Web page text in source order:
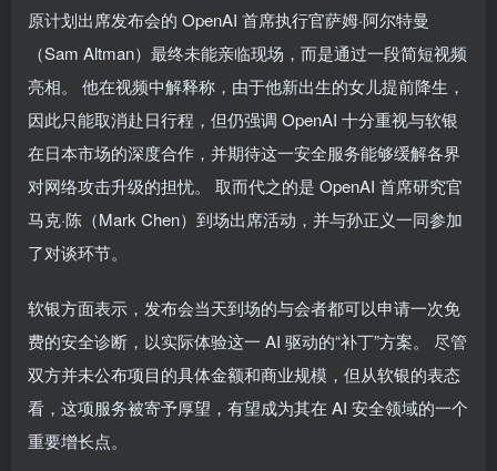
原计划出席发布会的 OpenAI 首席执行官萨姆·阿尔特曼
（Sam Altman）最终未能亲临现场，而是通过一段简短视频
亮相。 他在视频中解释称，由于他新出生的女儿提前降生，
因此只能取消赴日行程，但仍强调 OpenAI 十分重视与软银
在日本市场的深度合作，并期待这一安全服务能够缓解各界
对网络攻击升级的担忧。 取而代之的是 OpenAI 首席研究官
马克·陈（Mark Chen）到场出席活动，并与孙正义一同参加
了对谈环节。
软银方面表示，发布会当天到场的与会者都可以申请一次免
费的安全诊断，以实际体验这一 AI 驱动的“补丁”方案。 尽管
双方并未公布项目的具体金额和商业规模，但从软银的表态
看，这项服务被寄予厚望，有望成为其在 AI 安全领域的一个
重要增长点。